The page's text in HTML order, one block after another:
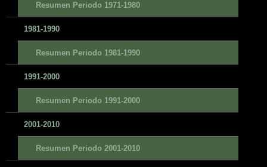
Resumen Periodo 1971-1980
1981-1990
Resumen Periodo 1981-1990
1991-2000
Resumen Periodo 1991-2000
2001-2010
Resumen Periodo 2001-2010